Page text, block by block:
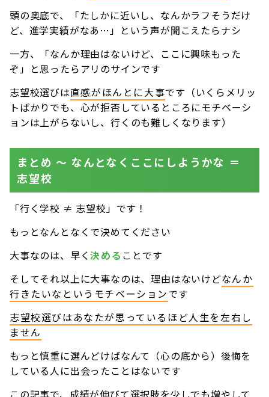
頭の奥底で、「たしかに近いし、なんかラフそうだけ
ど、進学実績がなあ…」という声が聞こえたらナシ
一方、「なんか理由はないけど、ここに興味もった
ぞ」と思ったらアリのサインです
志望校選びは直感がほんとに大事です（いくらメリッ
トばかりでも、心が拒否しているところにモチベーシ
ョンは上がらないし、行くのも難しくなります）
まとめ 〜 なんとなくここにしようかな ＝
志望校
「行く学校 ≠ 志望校」です！
もっとなんとなくで決めてください
大事なのは、早く決める ことです
そしてそれ以上に大事なのは、理由はないけどなんか
行きたいなというモチベーションです
志望校選びはあなたが思っているほど人生を左右し
ません
もっと慎重に選んどけばなんて（心の底から）後悔を
している人に出会ったことはないです
この記事で、成績が伸びて選択肢を少しでも増やして